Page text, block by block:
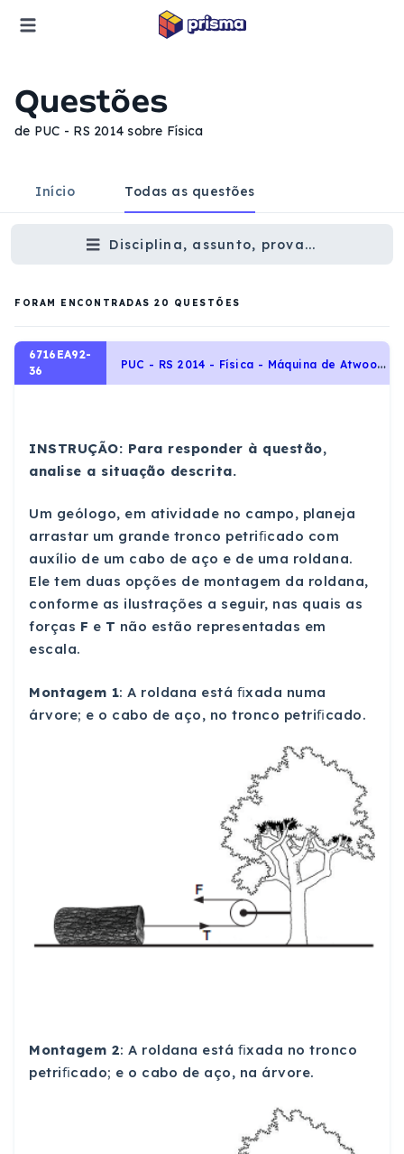
Questões
de PUC - RS 2014 sobre Física
Início Todas as questões
Disciplina, assunto, prova...
FORAM ENCONTRADAS 20 QUESTÕES
6716EA92-
36
P
UC - RS 2014 - Física - Máquina de Atwood e Associação de Blocos, Dinâmica
INSTRUÇÃO: Para responder à questão,
analise a situação descrita.
Um geólogo, em atividade no campo, planeja
arrastar um grande tronco petriﬁcado com
auxílio de um cabo de aço e de uma roldana.
Ele tem duas opções de montagem da roldana,
conforme as ilustrações a seguir, nas quais as
forças F e T não estão representadas em
escala.
Montagem 1: A roldana está ﬁxada numa
árvore; e o cabo de aço, no tronco petriﬁcado.
Montagem 2: A roldana está ﬁxada no tronco
petriﬁcado; e o cabo de aço, na árvore.